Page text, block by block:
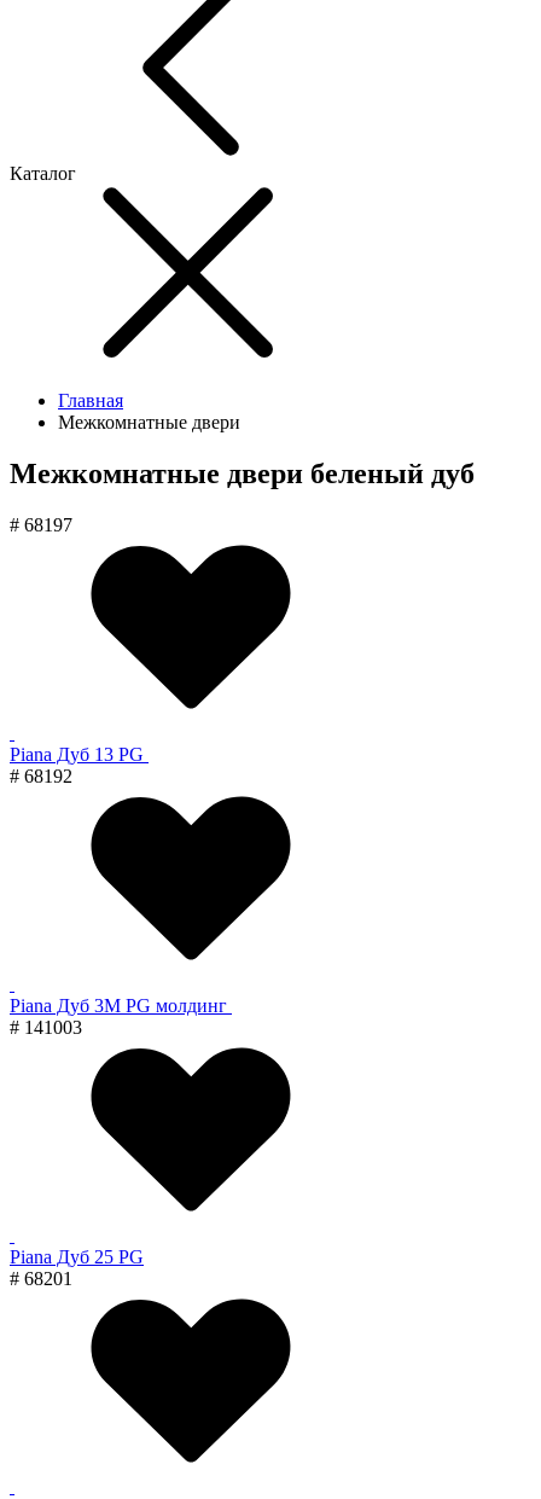
Каталог
Главная
Межкомнатные двери
Межкомнатные двери беленый дуб
# 68197
Piana Дуб 13 PG
# 68192
Piana Дуб 3M PG молдинг
# 141003
Piana Дуб 25 PG
# 68201